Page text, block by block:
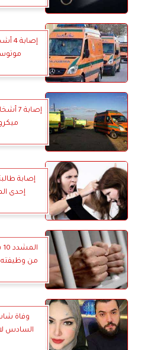
إصابة
إصابة
إحدى
من وظيفته
وفاة
السادس